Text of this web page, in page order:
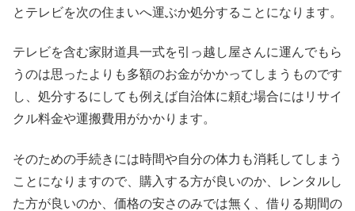
とテレビを次の住まいへ運ぶか処分することになります。
テレビを含む家財道具一式を引っ越し屋さんに運んでもら
うのは思ったよりも多額のお金がかかってしまうものです
し、処分するにしても例えば自治体に頼む場合にはリサイ
クル料金や運搬費用がかかります。
そのための手続きには時間や自分の体力も消耗してしまう
ことになりますので、購入する方が良いのか、レンタルし
た方が良いのか、価格の安さのみでは無く、借りる期間の